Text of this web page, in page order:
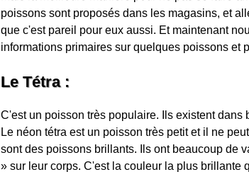
poissons sont proposés dans les magasins, et
que c'est pareil pour eux aussi. Et maintenant
informations primaires sur quelques poissons et
Le Tétra :
C'est un poisson très populaire. Ils existent
Le néon tétra est un poisson très petit et il ne
sont des poissons brillants. Ils ont beaucoup de
» sur leur corps. C'est la couleur la plus brillante